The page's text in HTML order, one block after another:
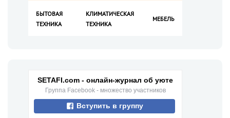
SETAFI.com - онлайн-журнал об уюте
Группа Facebook - множество участников
Вступить в группу